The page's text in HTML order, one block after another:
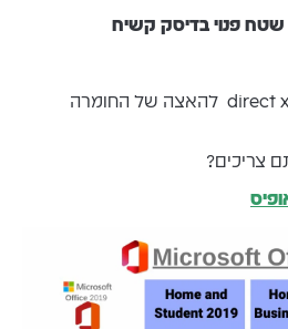
: כרטיס מסך direct x 10 להאצה של החומרה
צריכים?